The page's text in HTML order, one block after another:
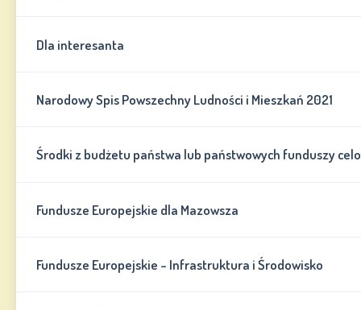
Dla interesanta
Narodowy Spis Powszechny Ludności i Mieszkań 2021
Środki z budżetu państwa lub państwowych funduszy
Fundusze Europejskie dla Mazowsza
Fundusze Europejskie - Infrastruktura i Środowisko